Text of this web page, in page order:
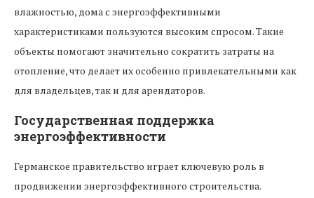
влажностью, дома с энергоэффективными
характеристиками пользуются высоким спросом. Такие
объекты помогают значительно сократить затраты на
отопление, что делает их особенно привлекательными как
для владельцев, так и для арендаторов.
Государственная поддержка
энергоэффективности
Германское правительство играет ключевую роль в
продвижении энергоэффективного строительства.